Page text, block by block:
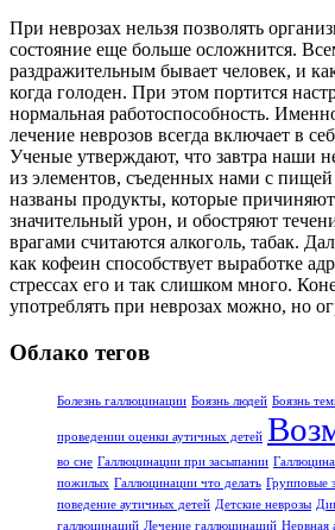
При неврозах нельзя позволять
состояние еще больше осложнится.
раздражительным бывает человек, и
когда голоден. При этом портится
нормальная работоспособность.
лечение неврозов всегда включает в
Ученые утверждают, что завтра наши
из элементов, съеденных нами с пищей
названы продукты, которые
значительный урон, и обостряют
врагами считаются алкоголь, табак.
как кофеин способствует выработке
стрессах его и так слишком много.
употреблять при неврозах можно, но
Облако тегов
Болезнь галлюцинации Боязнь людей Боязнь
проведении оценки аутичных детей
во сне Галлюцинации при засыпании
пожилых Галлюцинации что делать Групповые
поведение аутичных детей Детские неврозы
галлюцинаций Лечение галлюцинаций Нервная